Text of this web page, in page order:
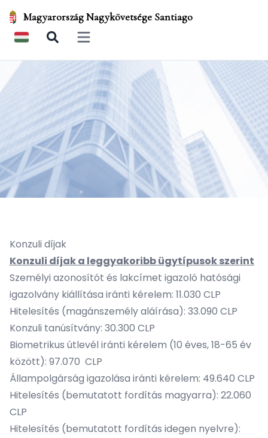
Magyarország Nagykövetsége Santiago
Open main menu
Konzuli díjak
Konzuli díjak a leggyakoribb ügytípusok szerint
Személyi azonosítót és lakcímet igazoló hatósági
igazolvány kiállítása iránti kérelem: 11.030 CLP
Hitelesítés (magánszemély aláírása): 33.090 CLP
Konzuli tanúsítvány: 30.300 CLP
Biometrikus útlevél iránti kérelem (10 éves, 18-65 év
között): 97.070 CLP
Állampolgárság igazolása iránti kérelem: 49.640 CLP
Hitelesítés (bemutatott fordítás magyarra): 22.060
CLP
Hitelesítés (bemutatott fordítás idegen nyelvre):